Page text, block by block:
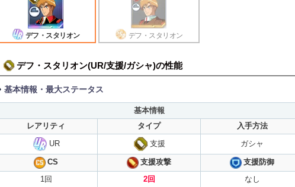
デフ・スタリオン デフ・スタリオン
デフ・スタリオン(UR/支援/ガシャ)の性能
基本情報・最大ステータス
基本情報
レアリティ タイプ 入手方法
UR 支援 ガシャ
CS 支援攻撃 支援防御
1回 2回 なし